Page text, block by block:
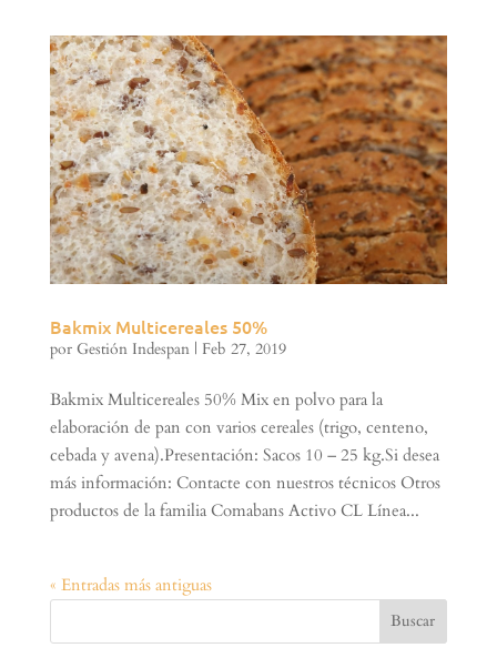
Bakmix Multicereales 50%
por Gestión Indespan| Feb 27, 2019
Bakmix Multicereales 50% Mix en polvo para la
elaboración de pan con varios cereales (trigo, centeno,
cebada y avena).Presentación: Sacos 10 – 25 kg.Si desea
más información: Contacte con nuestros técnicos Otros
productos de la familia Comabans Activo CL Línea...
« Entradas más antiguas